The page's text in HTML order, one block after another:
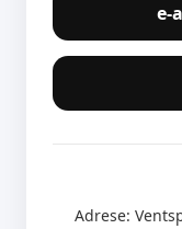
e-
Adrese: